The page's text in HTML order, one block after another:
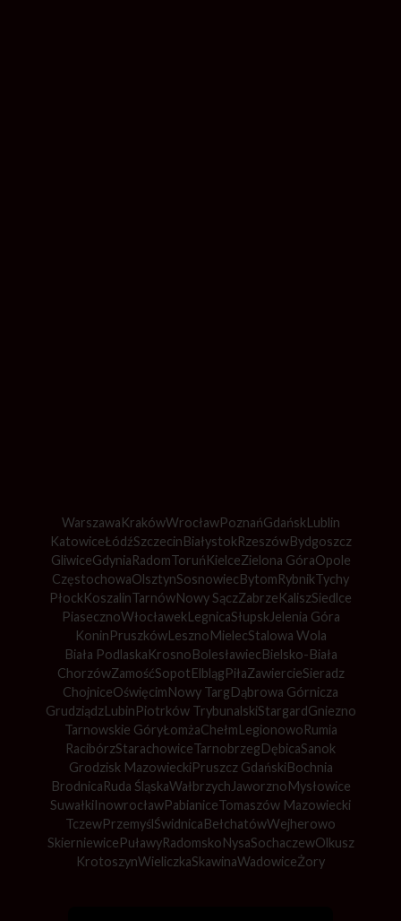
WarszawaKrakówWrocławPoznańGdańskLublin
KatowiceŁódźSzczecinBiałystokRzeszówBydgoszcz
GliwiceGdyniaRadomToruńKielceZielona GóraOpole
CzęstochowaOlsztynSosnowiecBytomRybnikTychy
PłockKoszalinTarnówNowy SączZabrzeKaliszSiedlce
PiasecznoWłocławekLegnicaSłupsk Jelenia Góra
KoninPruszkówLesznoMielecStalowa Wola
Biała PodlaskaKrosnoBolesławiecBielsko-Biała
ChorzówZamośćSopotElblągPiłaZawiercieSieradz
ChojniceOświęcimNowy TargDąbrowa Górnicza
GrudziądzLubinPiotrków TrybunalskiStargardGniezno
Tarnowskie GóryŁomżaChełmLegionowoRumia
RacibórzStarachowiceTarnobrzegDębicaSanok
Grodzisk MazowieckiPruszcz GdańskiBochnia
BrodnicaRuda ŚląskaWałbrzych JaworznoMysłowice
SuwałkiInowrocławPabianiceTomaszów Mazowiecki
TczewPrzemyślŚwidnicaBełchatówWejherowo
SkierniewicePuławyRadomskoNysaSochaczewOlkusz
KrotoszynWieliczkaSkawinaWadowiceŻory